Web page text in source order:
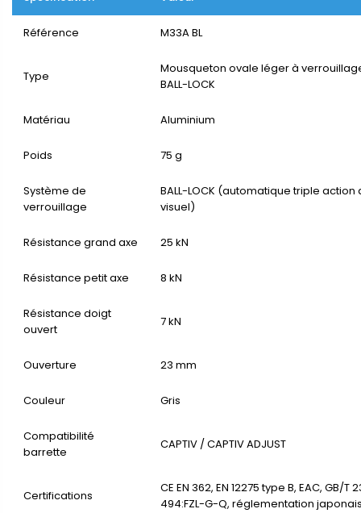
Référence M33A BL
Type
Mousqueton ovale léger à
BALL-LOCK
Matériau Aluminium
Poids 75 g
Système de
verrouillage
BALL-LOCK (automatique triple
visuel)
Résistance grand axe 25 kN
Résistance petit axe 8 kN
Résistance doigt
ouvert
7 kN
Ouverture 23 mm
Couleur Gris
Compatibilité
barrette
CAPTIV / CAPTIV ADJUST
Certifications
CE EN 362, EN 12275 type B, EAC, GB/T
494:FZL-G-Q, réglementation